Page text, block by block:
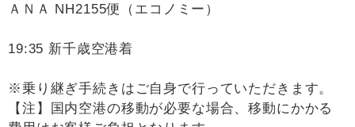
ＡＮＡ NH2155便（エコノミー）
19:35 新千歳空港着
※乗り継ぎ手続きはご自身で行っていただきます。
【注】国内空港の移動が必要な場合、移動にかかる